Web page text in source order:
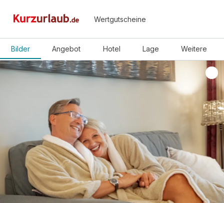
Wertgutscheine
Bilder Angebot Hotel Lage Weitere